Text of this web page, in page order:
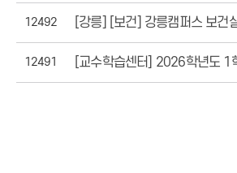
12492 [강릉] [보건] 강릉캠퍼스 보
12491 [교수학습센터] 2026학년도 1